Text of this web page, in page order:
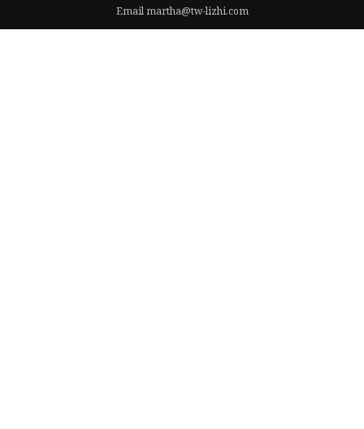
Emailmartha@tw-lizhi.com